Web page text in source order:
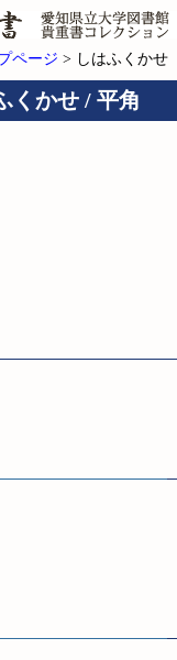
ページ > しはふくかせ
くかせ / 平角